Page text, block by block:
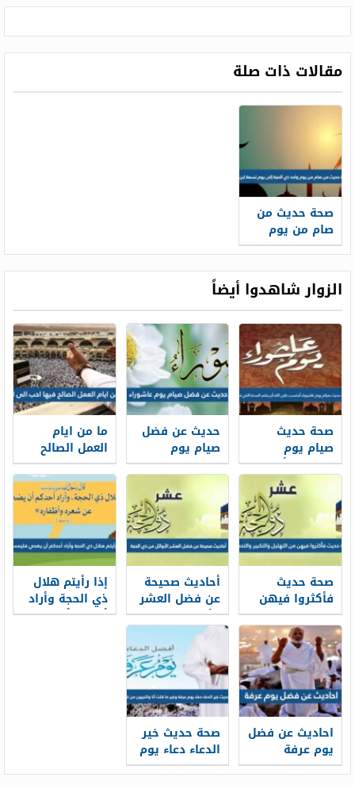
مقالات ذات صلة
صحة حديث من
صام من يوم
واحد ذي الحجة
ابن باز
الزوار شاهدوا أيضاً
صحة حديث
صيام يوم
عاشوراء أحتسب
على الله أن
يكفر السنة
التي قبله
حديث عن فضل
صيام يوم
عاشوراء
ما من ايام
العمل الصالح
فيها احب الى
الله
صحة حديث
فأكثروا فيهن
من التهليل
والتكبير
والتحميد
أحاديث صحيحة
عن فضل العشر
الأوائل من ذي
الحجة
إذا رأيتم هلال
ذي الحجة وأراد
أحدكم أن
احاديث عن فضل
يوم عرفة
صحة حديث خير
الدعاء دعاء يوم
عرفة وخير ما